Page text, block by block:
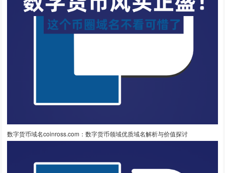
数字货币域名coinross.com：数字货币领域优质域名解析与价值探讨